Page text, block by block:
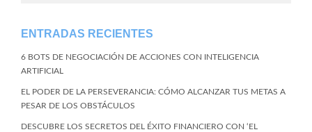
ENTRADAS RECIENTES
6 BOTS DE NEGOCIACIÓN DE ACCIONES CON INTELIGENCIA
ARTIFICIAL
EL PODER DE LA PERSEVERANCIA: CÓMO ALCANZAR TUS METAS A
PESAR DE LOS OBSTÁCULOS
DESCUBRE LOS SECRETOS DEL ÉXITO FINANCIERO CON ‘EL